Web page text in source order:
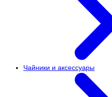
Чайники и аксессуары